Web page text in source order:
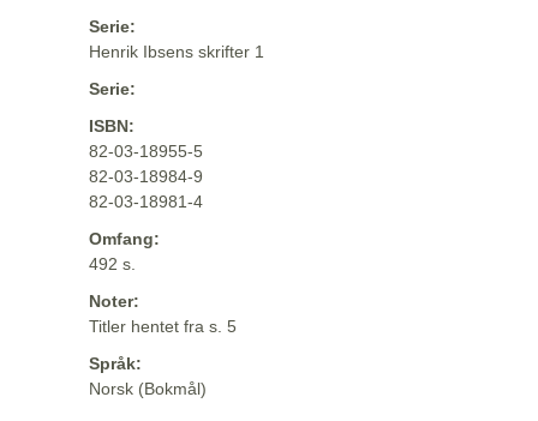
Serie:
Henrik Ibsens skrifter 1
Serie:
ISBN:
82-03-18955-5
82-03-18984-9
82-03-18981-4
Omfang:
492 s.
Noter:
Titler hentet fra s. 5
Språk:
Norsk (Bokmål)